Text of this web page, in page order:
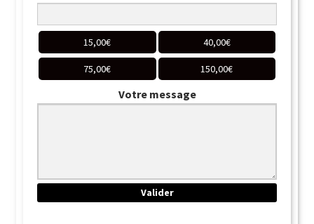
15,00€ 40,00€
75,00€ 150,00€
Votre message